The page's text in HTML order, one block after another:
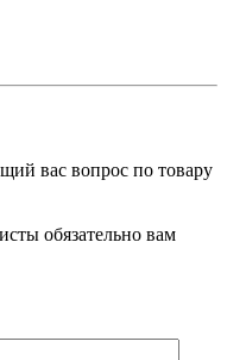
вас вопрос по товару
обязательно вам